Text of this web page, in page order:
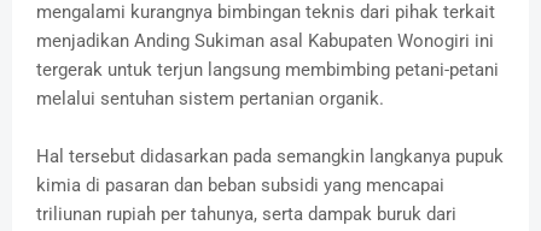
mengalami kurangnya bimbingan teknis dari pihak terkait
menjadikan Anding Sukiman asal Kabupaten Wonogiri ini
tergerak untuk terjun langsung membimbing petani-petani
melalui sentuhan sistem pertanian organik.
Hal tersebut didasarkan pada semangkin langkanya pupuk
kimia di pasaran dan beban subsidi yang mencapai
triliunan rupiah per tahunya, serta dampak buruk dari